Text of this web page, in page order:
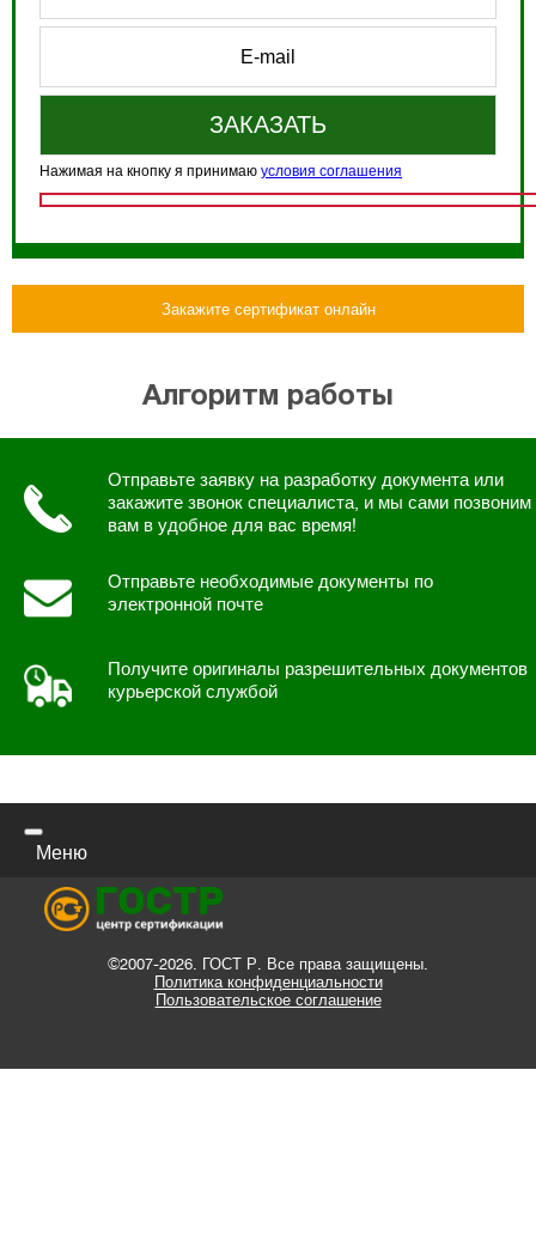
Нажимая на кнопку я принимаю условия соглашения
Закажите сертификат онлайн
Алгоритм работы
Отправьте заявку на разработку документа или
закажите звонок специалиста, и мы сами позвоним
вам в удобное для вас время!
Отправьте необходимые документы по
электронной почте
Получите оригиналы разрешительных документов
курьерской службой
Меню
©2007-2026. ГОСТ Р. Все права защищены.
Политика конфиденциальности
Пользовательское соглашение